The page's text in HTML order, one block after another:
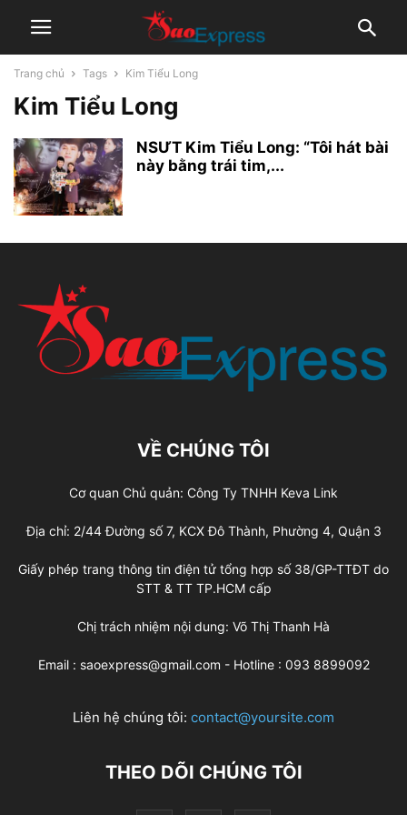
Trang chủ Tags Kim Tiểu Long
Kim Tiểu Long
NSƯT Kim Tiểu Long: “Tôi hát bài
này bằng trái tim,...
VỀ CHÚNG TÔI
Cơ quan Chủ quản: Công Ty TNHH Keva Link
Địa chỉ: 2/44 Đường số 7, KCX Đô Thành, Phường 4, Quận 3
Giấy phép trang thông tin điện tử tổng hợp số 38/GP-TTĐT do
STT & TT TP.HCM cấp
Chị trách nhiệm nội dung: Võ Thị Thanh Hà
Email : saoexpress@gmail.com - Hotline : 093 8899092
Liên hệ chúng tôi: contact@yoursite.com
THEO DÕI CHÚNG TÔI